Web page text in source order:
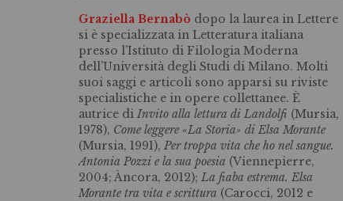
Graziella Bernabò dopo la laurea in Lettere
si è specializzata in Letteratura italiana
presso l’Istituto di Filologia Moderna
dell’Università degli Studi di Milano. Molti
suoi saggi e articoli sono apparsi su riviste
specialistiche e in opere collettanee. È
autrice diInvito alla lettura di Landolfi (Mursia,
1978), Come leggere «La Storia» di Elsa Morante
(Mursia, 1991),Per troppa vita che ho nel sangue.
Antonia Pozzi e la sua poesia (Viennepierre,
2004; Àncora, 2012);La fiaba estrema. Elsa
Morantetra vita e scrittura (Carocci, 2012 e